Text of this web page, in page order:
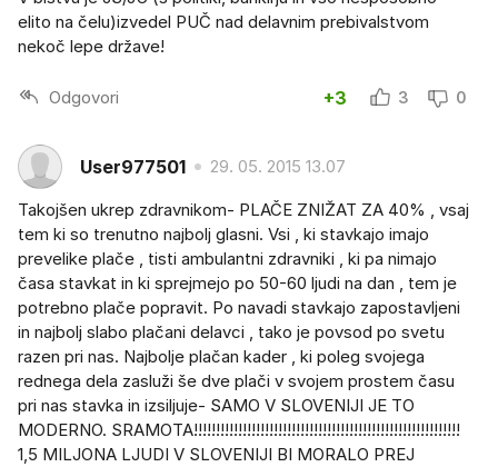
elito na čelu)izvedel PUČ nad delavnim prebivalstvom
nekoč lepe države!
Odgovori +3 3 0
User977501 29. 05. 2015 13.07
Takojšen ukrep zdravnikom- PLAČE ZNIŽAT ZA 40% , vsaj
tem ki so trenutno najbolj glasni. Vsi , ki stavkajo imajo
prevelike plače , tisti ambulantni zdravniki , ki pa nimajo
časa stavkat in ki sprejmejo po 50-60 ljudi na dan , tem je
potrebno plače popravit. Po navadi stavkajo zapostavljeni
in najbolj slabo plačani delavci , tako je povsod po svetu
razen pri nas. Najbolje plačan kader , ki poleg svojega
rednega dela zasluži še dve plači v svojem prostem času
pri nas stavka in izsiljuje- SAMO V SLOVENIJI JE TO
MODERNO. SRAMOTA!!!!!!!!!!!!!!!!!!!!!!!!!!!!!!!!!!!!!!!!!!!!!!!!!!!!!!!!!!!!
1,5 MILJONA LJUDI V SLOVENIJI BI MORALO PREJ